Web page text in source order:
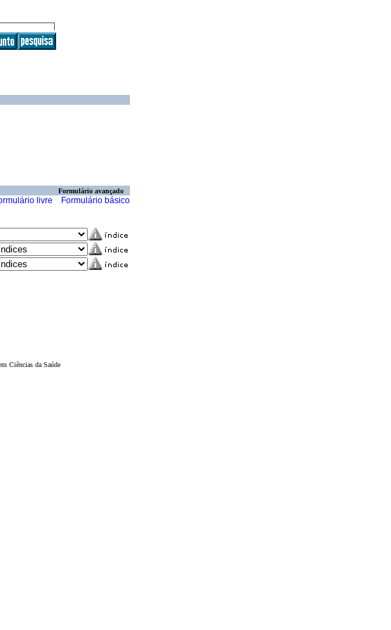
Formulário avançado
livre Formulário básico
Ciências da Saúde